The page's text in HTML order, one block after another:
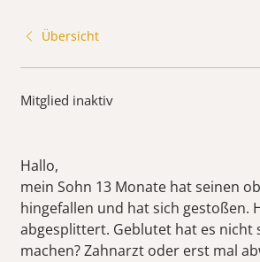
Übersicht
Mitglied inaktiv
Hallo,
mein Sohn 13 Monate hat seinen
hingefallen und hat sich gestoßen.
abgesplittert. Geblutet hat es nicht
machen? Zahnarzt oder erst mal